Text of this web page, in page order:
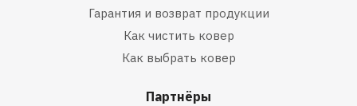
Гарантия и возврат продукции
Как чистить ковер
Как выбрать ковер
Партнёры